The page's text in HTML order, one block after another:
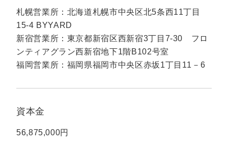
常勤監査役
内部監査室長
募集要項一覧
札幌営業所：北海道札幌市中央区北5条西11丁目
15-4 BYYARD
新宿営業所：東京都新宿区西新宿3丁目7-30 フロ
ンティアグラン西新宿地下1階B102号室
福岡営業所：福岡県福岡市中央区赤坂1丁目11－6
資本金
56,875,000円